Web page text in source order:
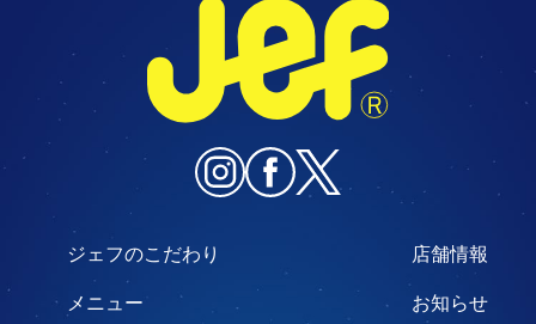
ジェフのこだわり
メニュー
店舗情報
お知らせ